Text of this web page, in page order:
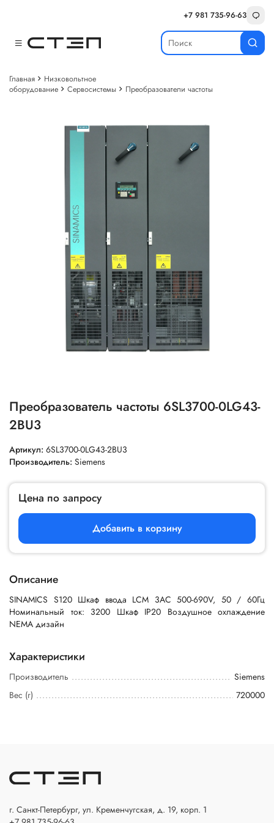
+7 981 735-96-63
Главная
Низковольтное
оборудование
Сервосистемы Преобразователи частоты
Преобразователь частоты 6SL3700-0LG43-
2BU3
Артикул: 6SL3700-0LG43-2BU3
Производитель: Siemens
Цена по запросу
Добавить в корзину
Описание
SINAMICS S120 Шкаф ввода LCM 3AC 500-690V, 50 / 60Гц
Номинальный ток: 3200 Шкаф IP20 Воздушное охлаждение
NEMA дизайн
Характеристики
Производитель
Siemens
Вес (г)
720000
г. Санкт-Петербург, ул. Кременчугская, д. 19, корп. 1